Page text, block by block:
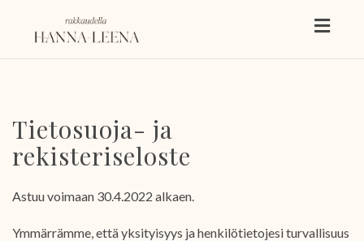
Tietosuoja- ja
rekisteriseloste
Astuu voimaan 30.4.2022 alkaen.
Ymmärrämme, että yksityisyys ja henkilötietojesi turvallisuus